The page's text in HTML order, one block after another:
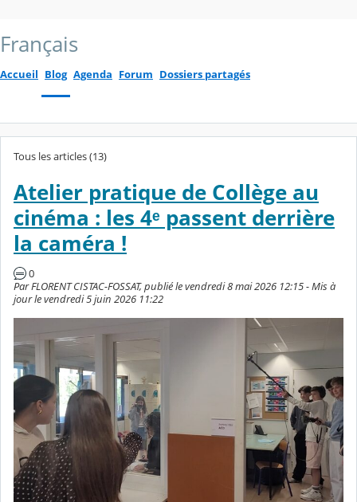
Français
Accueil Blog Agenda Forum Dossiers partagés
Tous les articles (13)
Atelier pratique de Collège au
cinéma : les 4ᵉ passent derrière
la caméra !
0
Par FLORENT CISTAC-FOSSAT, publié le vendredi 8 mai 2026 12:15 - Mis à
jour le vendredi 5 juin 2026 11:22